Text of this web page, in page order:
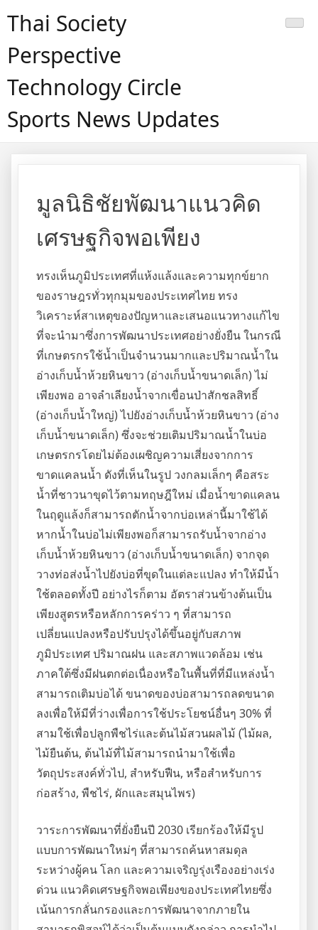
Thai Society
Perspective
Technology Circle
Sports News Updates
มูลนิธิชัยพัฒนาแนวคิด
เศรษฐกิจพอเพียง
ทรงเห็นภูมิประเทศที่แห้งแล้งและความทุกข์ยาก
ของราษฎรทั่วทุกมุมของประเทศไทย ทรง
วิเคราะห์สาเหตุของปัญหาและเสนอแนวทางแก้ไข
ที่จะนำมาซึ่งการพัฒนาประเทศอย่างยั่งยืน ในกรณี
ที่เกษตรกรใช้น้ำเป็นจำนวนมากและปริมาณน้ำใน
อ่างเก็บน้ำห้วยหินขาว (อ่างเก็บน้ำขนาดเล็ก) ไม่
เพียงพอ อาจลำเลียงน้ำจากเขื่อนป่าสักชลสิทธิ์
(อ่างเก็บน้ำใหญ่) ไปยังอ่างเก็บน้ำห้วยหินขาว (อ่าง
เก็บน้ำขนาดเล็ก) ซึ่งจะช่วยเติมปริมาณน้ำในบ่อ
เกษตรกรโดยไม่ต้องเผชิญความเสี่ยงจากการ
ขาดแคลนน้ำ ดังที่เห็นในรูป วงกลมเล็กๆ คือสระ
น้ำที่ชาวนาขุดไว้ตามทฤษฎีใหม่ เมื่อน้ำขาดแคลน
ในฤดูแล้งก็สามารถตักน้ำจากบ่อเหล่านี้มาใช้ได้
หากน้ำในบ่อไม่เพียงพอก็สามารถรับน้ำจากอ่าง
เก็บน้ำห้วยหินขาว (อ่างเก็บน้ำขนาดเล็ก) จากจุด
วางท่อส่งน้ำไปยังบ่อที่ขุดในแต่ละแปลง ทำให้มีน้ำ
ใช้ตลอดทั้งปี อย่างไรก็ตาม อัตราส่วนข้างต้นเป็น
เพียงสูตรหรือหลักการคร่าว ๆ ที่สามารถ
เปลี่ยนแปลงหรือปรับปรุงได้ขึ้นอยู่กับสภาพ
ภูมิประเทศ ปริมาณฝน และสภาพแวดล้อม เช่น
ภาคใต้ซึ่งมีฝนตกต่อเนื่องหรือในพื้นที่ที่มีแหล่งน้ำ
สามารถเติมบ่อได้ ขนาดของบ่อสามารถลดขนาด
ลงเพื่อให้มีที่ว่างเพื่อการใช้ประโยชน์อื่นๆ 30% ที่
สามใช้เพื่อปลูกพืชไร่และต้นไม้สวนผลไม้ (ไม้ผล,
ไม้ยืนต้น, ต้นไม้ที่ไม้สามารถนำมาใช้เพื่อ
วัตถุประสงค์ทั่วไป, สำหรับฟืน, หรือสำหรับการ
ก่อสร้าง, พืชไร่, ผักและสมุนไพร)
วาระการพัฒนาที่ยั่งยืนปี 2030 เรียกร้องให้มีรูป
แบบการพัฒนาใหม่ๆ ที่สามารถค้นหาสมดุล
ระหว่างผู้คน โลก และความเจริญรุ่งเรืองอย่างเร่ง
ด่วน แนวคิดเศรษฐกิจพอเพียงของประเทศไทยซึ่ง
เน้นการกลั่นกรองและการพัฒนาจากภายใน